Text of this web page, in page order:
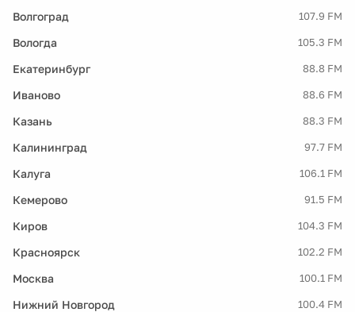
Волгоград 107.9 FM
Вологда 105.3 FM
Екатеринбург 88.8 FM
Иваново 88.6 FM
Казань 88.3 FM
Калининград 97.7 FM
Калуга 106.1 FM
Кемерово 91.5 FM
Киров 104.3 FM
Красноярск 102.2 FM
Москва 100.1 FM
Нижний Новгород 100.4 FM